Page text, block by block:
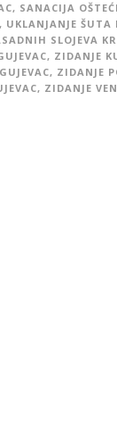
, SANACIJA
, UKLANJANJE ŠUTA
SLOJEVA
, ZIDANJE
, ZIDANJE
, ZIDANJE